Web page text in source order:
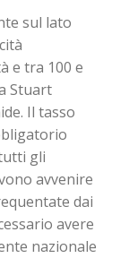
sul lato
e tra 100 e
Stuart
Il tasso
gli
avvenire
dai
avere
nazionale